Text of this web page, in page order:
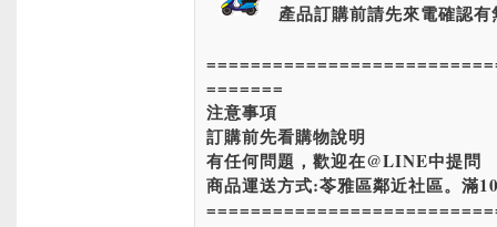
產品訂購前請先來電確認有
=======
注意事項
訂購前先看購物說明
有任何問題，歡迎在@LINE中提問
商品運送方式:苓雅區鄰近社區。滿